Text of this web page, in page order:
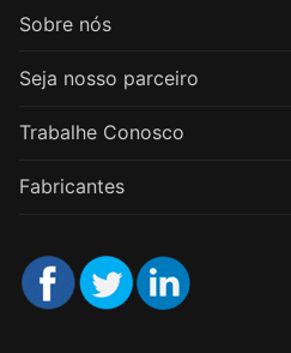
Sobre nós
Seja nosso parceiro
Trabalhe Conosco
Fabricantes